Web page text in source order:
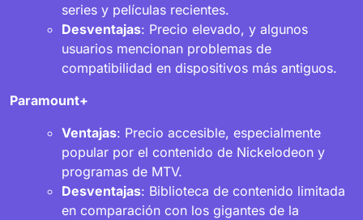
series y películas recientes.
Desventajas: Precio elevado, y algunos
usuarios mencionan problemas de
compatibilidad en dispositivos más antiguos.
Paramount+
Ventajas: Precio accesible, especialmente
popular por el contenido de Nickelodeon y
programas de MTV.
Desventajas: Biblioteca de contenido limitada
en comparación con los gigantes de la